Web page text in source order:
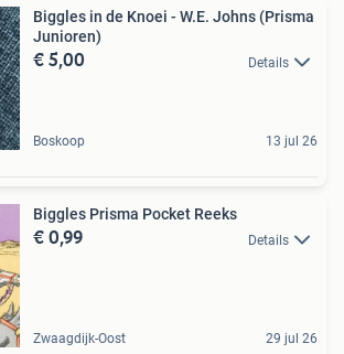
Biggles in de Knoei - W.E. Johns (Prisma
Junioren)
€ 5,00 Details
Boskoop 13 jul 26
Biggles Prisma Pocket Reeks
€ 0,99 Details
Zwaagdijk-Oost 29 jul 26